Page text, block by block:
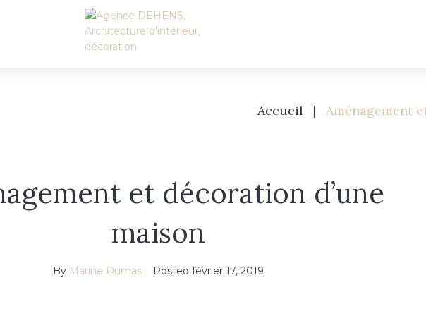
Accueil | Aménagement
et décoration d’une
maison
By Marine Dumas Posted février 17, 2019